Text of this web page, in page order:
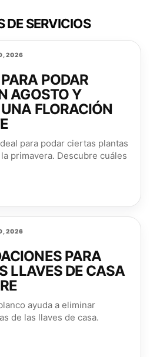
DE SERVICIOS
2026
PODAR
AGOSTO Y
FLORACIÓN
para podar ciertas plantas
primavera. Descubre cuáles
2026
PARA
LLAVES DE CASA
ayuda a eliminar
de las llaves de casa.